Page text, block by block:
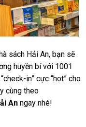
sách Hải An, bạn sẽ
huyền bí với 1001
in” cực “hot” cho
cùng theo
An ngay nhé!